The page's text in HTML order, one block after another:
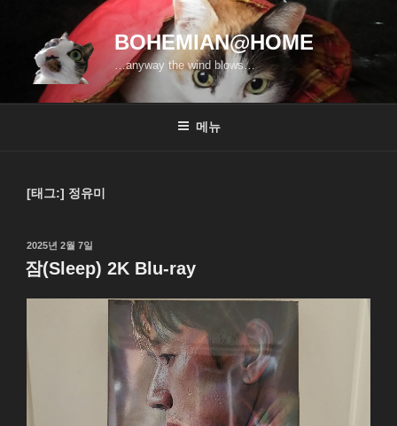
BOHEMIAN@HOME
…anyway the wind blows…
메뉴
[태그:] 정유미
작
성
일
2025년 2월 7일
잠(Sleep) 2K Blu-ray